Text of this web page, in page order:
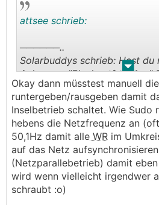
. .
attsee schrieb:
──────..
Solarbuddys schrieb: Hast du
Anlagen a "Blackoutfunktion"
Stromabschaltung nur gering
mitbekommen duerfen ?
───────────────
Stromabschaltung war bei
auch angekündigt,
funktioniert👍
Bei der Fronius Anlage gab es
aber wie oben geschrieben
Okay dann müsstest manuell
runtergeben/rausgeben damit
Inselbetrieb schaltet. Wie Sudo
hebens die Netzfrequenz an
50,1Hz damit alle WR im
auf das Netz
(Netzparallebetrieb) damit
wird wenn vielleicht irgendwer
schraubt :o)